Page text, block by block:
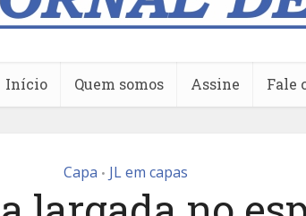
Início Quem somos Assine Fale
Capa • JL em capas